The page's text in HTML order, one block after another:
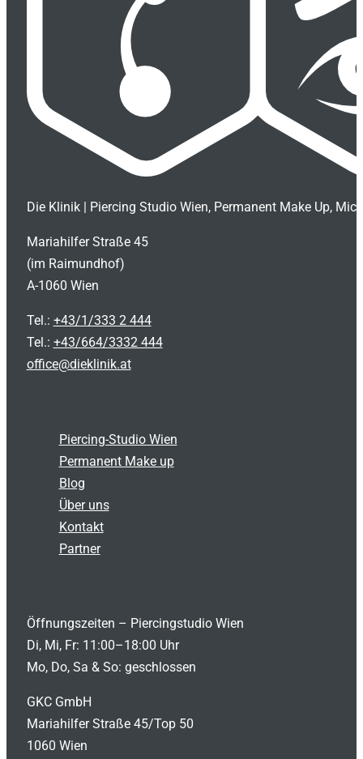
Die Klinik | Piercing Studio Wien, Permanent Make Up,
Mariahilfer Straße 45
(im Raimundhof)
A-1060 Wien
Tel.: +43/1/333 2 444
Tel.: +43/664/3332 444
office@dieklinik.at
Piercing-Studio Wien
Permanent Make up
Blog
Über uns
Kontakt
Partner
Öffnungszeiten – Piercingstudio Wien
Di, Mi, Fr: 11:00–18:00 Uhr
Mo, Do, Sa & So: geschlossen
GKC GmbH
Mariahilfer Straße 45/Top 50
1060 Wien